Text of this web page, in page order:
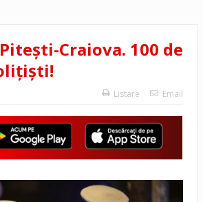
Craiova. 100 de
Listare Email